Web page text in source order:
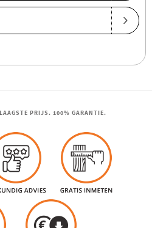
PRIJS. 100% GARANTIE.